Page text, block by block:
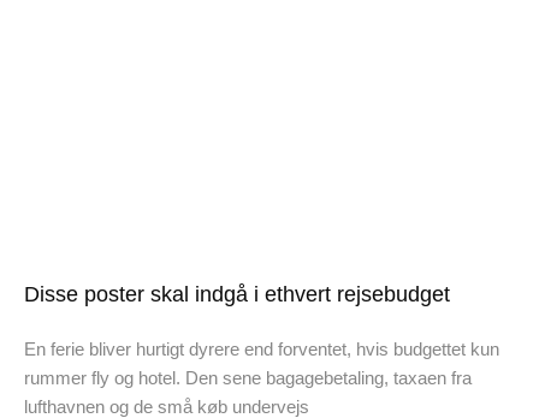
Disse poster skal indgå i ethvert rejsebudget
En ferie bliver hurtigt dyrere end forventet, hvis budgettet kun
rummer fly og hotel. Den sene bagagebetaling, taxaen fra
lufthavnen og de små køb undervejs